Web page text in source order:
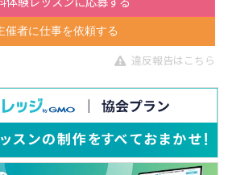
催者に仕事を依頼する
違反報告はこちら